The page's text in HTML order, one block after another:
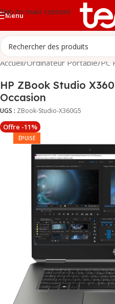
Skip to main content
Menu
Accueil/Ordinateur Portable/PC
HP ZBook Studio
Occasion
UGS : ZBook-Studio-X360G5
Offre -11%
ÉPUISÉ